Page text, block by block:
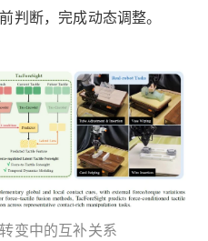
判断，完成动态调整。
变中的互补关系